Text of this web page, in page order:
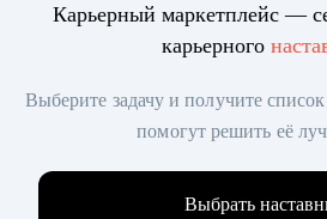
Карьерный маркетплейс —
карьерного
Выберите задачу и получите
помогут решить её
Выбрать